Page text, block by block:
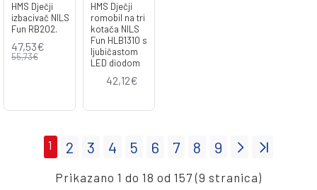
HMS Dječji
izbacivač NILS
Fun RB202.
47,53€
55,73€
HMS Dječji
romobil na tri
kotača NILS
Fun HLB1310 s
ljubičastom
LED diodom
42,12€
1 2 3 4 5 6 7 8 9
Prikazano 1 do 18 od 157 (9 stranica)